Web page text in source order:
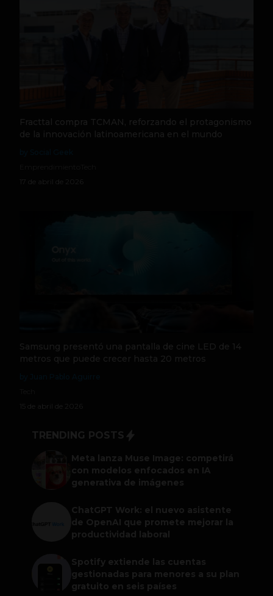
Fracttal compra TCMAN, reforzando el protagonismo
de la innovación latinoamericana en el mundo
17 de abril de 2026
Samsung presentó una pantalla de cine LED de 14
metros que puede crecer hasta 20 metros
15 de abril de 2026
TRENDING POSTS
Meta lanza Muse Image: competirá
con modelos enfocados en IA
generativa de imágenes
ChatGPT Work: el nuevo asistente
de OpenAI que promete mejorar la
productividad laboral
Spotify extiende las cuentas
gestionadas para menores a su plan
gratuito en seis países